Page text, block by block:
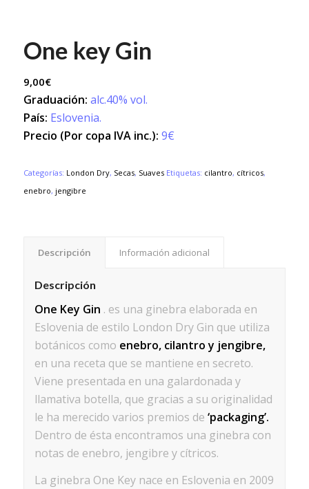
One key Gin
9,00€
Graduación: alc.40% vol.
País: Eslovenia.
Precio (Por copa IVA inc.): 9€
Categorías: London Dry, Secas, Suaves Etiquetas: cilantro, cítricos,
enebro, jengibre
Descripción Información adicional
Descripción
One Key Gin . es una ginebra elaborada en
Eslovenia de estilo London Dry Gin que utiliza
botánicos como enebro, cilantro y jengibre,
en una receta que se mantiene en secreto.
Viene presentada en una galardonada y
llamativa botella, que gracias a su originalidad
le ha merecido varios premios de ‘packaging’.
Dentro de ésta encontramos una ginebra con
notas de enebro, jengibre y cítricos.
La ginebra One Key nace en Eslovenia en 2009